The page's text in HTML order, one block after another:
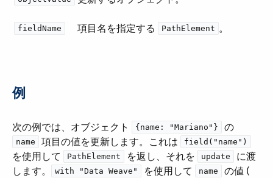
fieldName 項目名を指定する ​ PathElement ​。
例
次の例では、オブジェクト ​ {name: "Mariano"} ​ の ​
name ​ 項目の値を更新します。これは ​ field("name")
を使用して ​
PathElement ​ を返し、それを ​ update
​ に渡
します。​
with "Data Weave" ​ を使用して ​ name ​ の値 (​